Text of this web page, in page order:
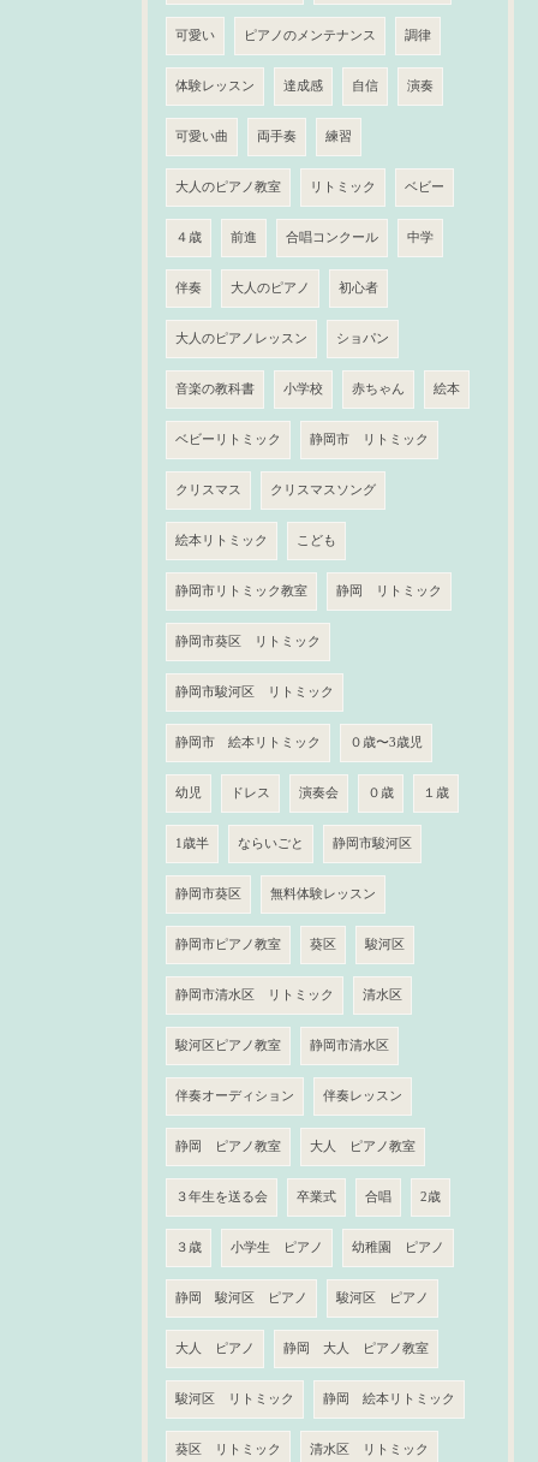
可愛い ピアノのメンテナンス 調律
体験レッスン 達成感 自信 演奏
可愛い曲 両手奏 練習
大人のピアノ教室 リトミック ベビー
４歳 前進 合唱コンクール 中学
伴奏 大人のピアノ 初心者
大人のピアノレッスン ショパン
音楽の教科書 小学校 赤ちゃん 絵本
ベビーリトミック 静岡市 リトミック
クリスマス クリスマスソング
絵本リトミック こども
静岡市リトミック教室 静岡 リトミック
静岡市葵区 リトミック
静岡市駿河区 リトミック
静岡市 絵本リトミック ０歳〜3歳児
幼児 ドレス 演奏会 ０歳 １歳
1歳半 ならいごと 静岡市駿河区
静岡市葵区 無料体験レッスン
静岡市ピアノ教室 葵区 駿河区
静岡市清水区 リトミック 清水区
駿河区ピアノ教室 静岡市清水区
伴奏オーディション 伴奏レッスン
静岡 ピアノ教室 大人 ピアノ教室
３年生を送る会 卒業式 合唱 2歳
３歳 小学生 ピアノ 幼稚園 ピアノ
静岡 駿河区 ピアノ 駿河区 ピアノ
大人 ピアノ 静岡 大人 ピアノ教室
駿河区 リトミック 静岡 絵本リトミック
葵区 リトミック 清水区 リトミック